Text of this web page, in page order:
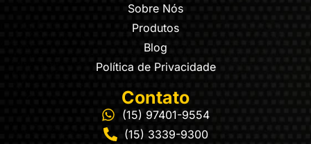
Sobre Nós
Produtos
Blog
Política de Privacidade
Contato
(15) 97401-9554
(15) 3339-9300